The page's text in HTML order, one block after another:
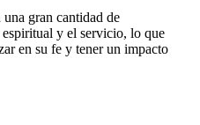
gran cantidad de
y el servicio, lo que
en su fe y tener un impacto